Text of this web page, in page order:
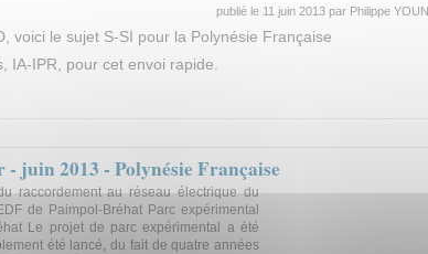
publié le 11 juin 2013 par Philippe
voici le sujet S-SI pour la Polynésie Française
IA-IPR, pour cet envoi rapide.
juin 2013 - Polynésie Française
raccordement au réseau électrique du
de Paimpol-Bréhat Parc expérimental
Le projet de parc expérimental a été
été lancé, du fait de quatre années